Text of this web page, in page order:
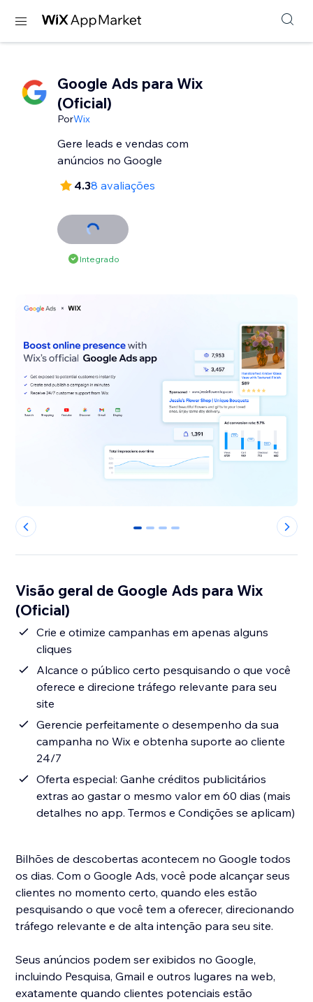
Google Ads para Wix
(Oficial)
PorWix
Gere leads e vendas com
anúncios no Google
4.38 avaliações
Integrado
0 1 2 3
Visão geral de Google Ads para Wix
(Oficial)
Crie e otimize campanhas em apenas alguns
cliques
Alcance o público certo pesquisando o que você
oferece e direcione tráfego relevante para seu
site
Gerencie perfeitamente o desempenho da sua
campanha no Wix e obtenha suporte ao cliente
24/7
Oferta especial: Ganhe créditos publicitários
extras ao gastar o mesmo valor em 60 dias (mais
detalhes no app. Termos e Condições se aplicam)
Bilhões de descobertas acontecem no Google todos
os dias. Com o Google Ads, você pode alcançar seus
clientes no momento certo, quando eles estão
pesquisando o que você tem a oferecer, direcionando
tráfego relevante e de alta intenção para seu site.
Seus anúncios podem ser exibidos no Google,
incluindo Pesquisa, Gmail e outros lugares na web,
exatamente quando clientes potenciais estão